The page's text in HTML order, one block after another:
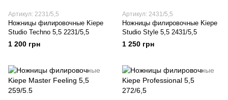
Артикул: 2231/5,5
Ножницы филировочные Kiepe
Studio Techno 5,5 2231/5,5
1 200 грн
Артикул: 2431/5,5
Ножницы филировочные Kiepe
Studio Style 5,5 2431/5,5
1 250 грн